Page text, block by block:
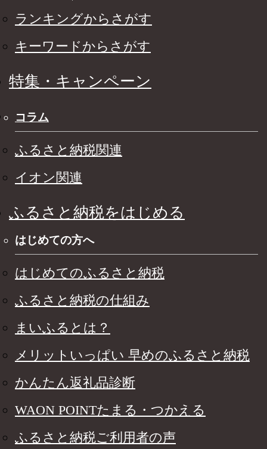
ランキングからさがす
キーワードからさがす
特集・キャンペーン
コラム
ふるさと納税関連
イオン関連
ふるさと納税をはじめる
はじめての方へ
はじめてのふるさと納税
ふるさと納税の仕組み
まいふるとは？
メリットいっぱい 早めのふるさと納税
かんたん返礼品診断
WAON POINTたまる・つかえる
ふるさと納税ご利用者の声